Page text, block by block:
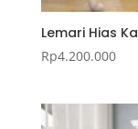
Lemari Hias
Rp4.200.000